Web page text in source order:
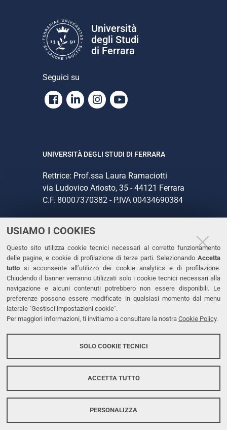
USIAMO I COOKIES
Questo sito utilizza cookie tecnici necessari al corretto funzionamento
delle pagine, e cookie di profilazione di terze parti. Selezionando Accetta
tutto si acconsente all’utilizzo dei cookie analytics e di profilazione.
Chiudendo il banner verranno utilizzati solo i cookie tecnici necessari alla
navigazione e alcuni contenuti potrebbero non essere disponibili. Le
preferenze possono essere modificate in qualsiasi momento dal menu
laterale "Gestisci impostazioni cookie".
Per maggiori informazioni, ti invitiamo a consultare la nostra Cookie Policy.
SOLO COOKIE TECNICI
ACCETTA TUTTO
PERSONALIZZA
Università
degli Studi
di Ferrara
Seguici su
Facebook
LinkedinInstagram
Youtube
UNIVERSITÀ DEGLI STUDI DI FERRARA
Rettrice: Prof.ssa Laura Ramaciotti
via Ludovico Ariosto, 35 - 44121 Ferrara
C.F. 80007370382 - P.IVA 00434690384
CONTATTI
Tel. +39 0532 293111
Fax. +39 0532 293031
PEC
LINKS
Dichiarazione di accessibilità
Protezione dati personali